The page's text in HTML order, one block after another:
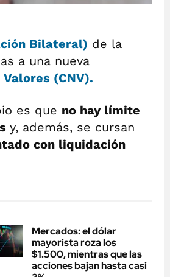
Bilateral) de la
a una nueva
(CNV).
es que no hay límite
y, además, se cursan
con liquidación
Mercados: el dólar
mayorista roza los
$1.500, mientras que las
acciones bajan hasta casi